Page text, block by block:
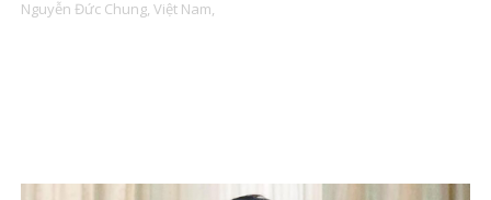
Nguyễn Đức Chung, Việt Nam,